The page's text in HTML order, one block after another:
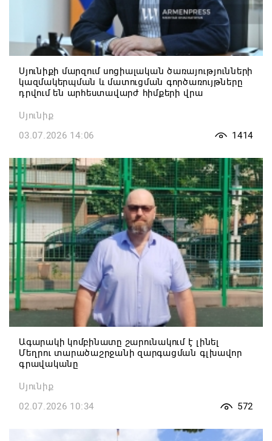
Սյունիքի մարզում սոցիալական ծառայությունների
կազմակերպման և մատուցման գործառույթները
դրվում են արհեստավարժ հիմքերի վրա
Սյունիք
03.07.2026 14:06
1414
Ագարակի կոմբինատը շարունակում է լինել
Մեղրու տարածաշրջանի զարգացման գլխավոր
գրավականը
Սյունիք
02.07.2026 10:34
572